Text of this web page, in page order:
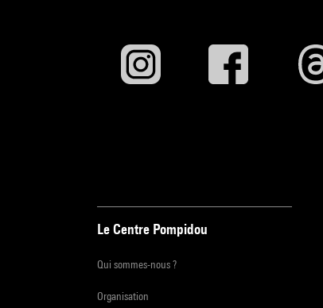
Le Centre Pompidou
Qui sommes-nous ?
Organisation